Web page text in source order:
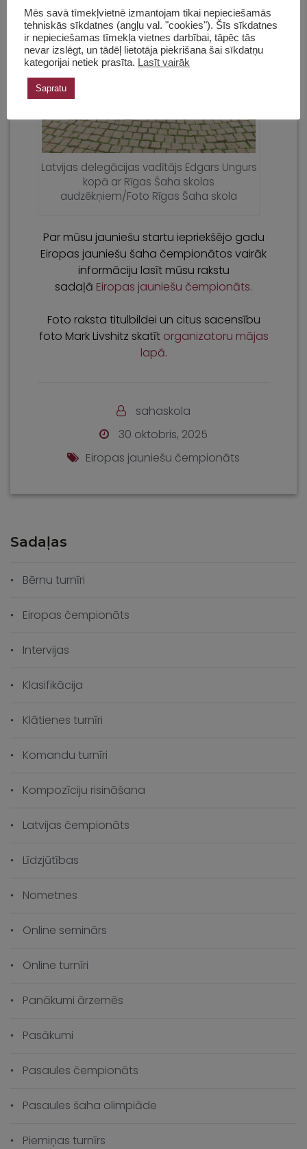
Latvijas delegācijas vadītājs Edgars Ungurs
kopā ar Rīgas Šaha skolas
audzēkņiem/Foto Rīgas Šaha skola
Par mūsu jauniešu startu iepriekšējo gadu
Eiropas jauniešu šaha čempionātos vairāk
informāciju lasīt mūsu rakstu
sadaļā Eiropas jauniešu čempionāts.
Foto raksta titulbildei un citus sacensību
foto Mark Livshitz skatīt organizatoru mājas
lapā.
sahaskola
30 oktobris, 2025
Eiropas jauniešu čempionāts
Sadaļas
Bērnu turnīri
Eiropas čempionāts
Intervijas
Klasifikācija
Klātienes turnīri
Komandu turnīri
Kompozīciju risināšana
Latvijas čempionāts
Līdzjūtības
Nometnes
Online seminārs
Online turnīri
Panākumi ārzemēs
Pasākumi
Pasaules čempionāts
Pasaules šaha olimpiāde
Piemiņas turnīrs
Mēs savā tīmekļvietnē izmantojam tikai nepieciešamās
tehniskās sīkdatnes (angļu val. "cookies"). Šīs sīkdatnes
ir nepieciešamas tīmekļa vietnes darbībai, tāpēc tās
nevar izslēgt, un tādēļ lietotāja piekrišana šai sīkdatņu
kategorijai netiek prasīta. Lasīt vairāk
Sapratu